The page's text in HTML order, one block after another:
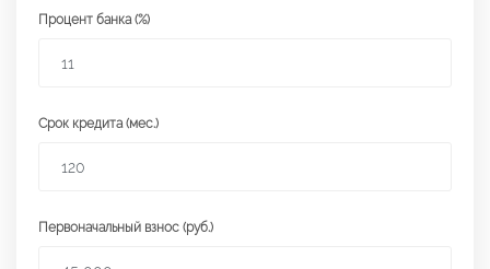
Процент банка (%)
Срок кредита (мес.)
Первоначальный взнос (руб.)